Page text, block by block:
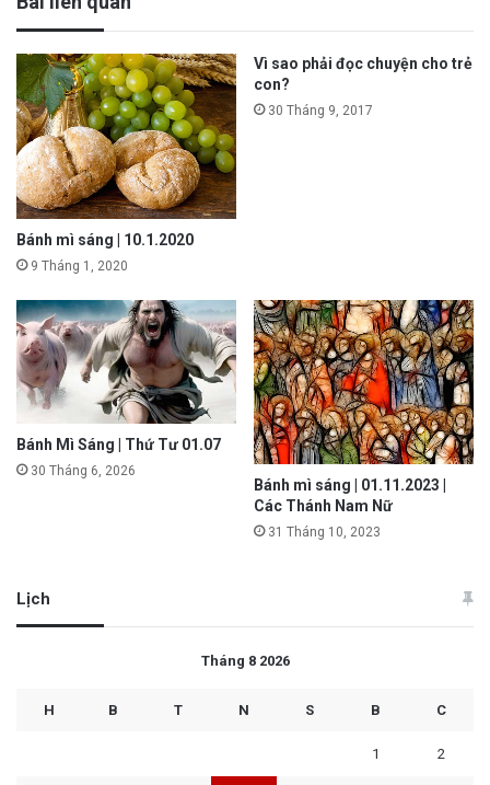
Bánh mì sáng | 10.1.2020
9 Tháng 1, 2020
Vì sao phải đọc chuyện cho trẻ
con?
30 Tháng 9, 2017
Bánh Mì Sáng | Thứ Tư 01.07
30 Tháng 6, 2026
Bánh mì sáng | 01.11.2023 |
Các Thánh Nam Nữ
31 Tháng 10, 2023
Lịch
Tháng 8 2026
H B T N S B C
1 2